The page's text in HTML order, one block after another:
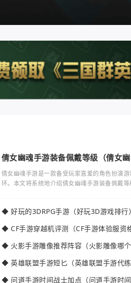
倩女幽魂手游装备佩戴等级（倩女
倩女幽魂手游是一款备受玩家喜爱的角色扮演
环。本文将系统地介绍倩女幽魂手游装备佩戴
◆ 好玩的3DRPG手游（好玩3D游戏排行）
◆ CF手游穿越机评测（CF手游体验服资
◆ 火影手游雕像推荐阵容（火影雕像哪个
◆ 英雄联盟手游短匕（英雄联盟手游代练
◆ 问道手游时间战士加点（问道手游时间